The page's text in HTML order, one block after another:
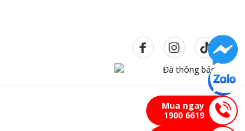
Mua ngay
1900 6619